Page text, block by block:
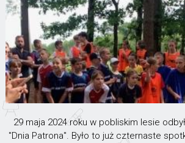
29 maja 2024 roku w pobliskim lesie
"Dnia Patrona". Było to już czternaste